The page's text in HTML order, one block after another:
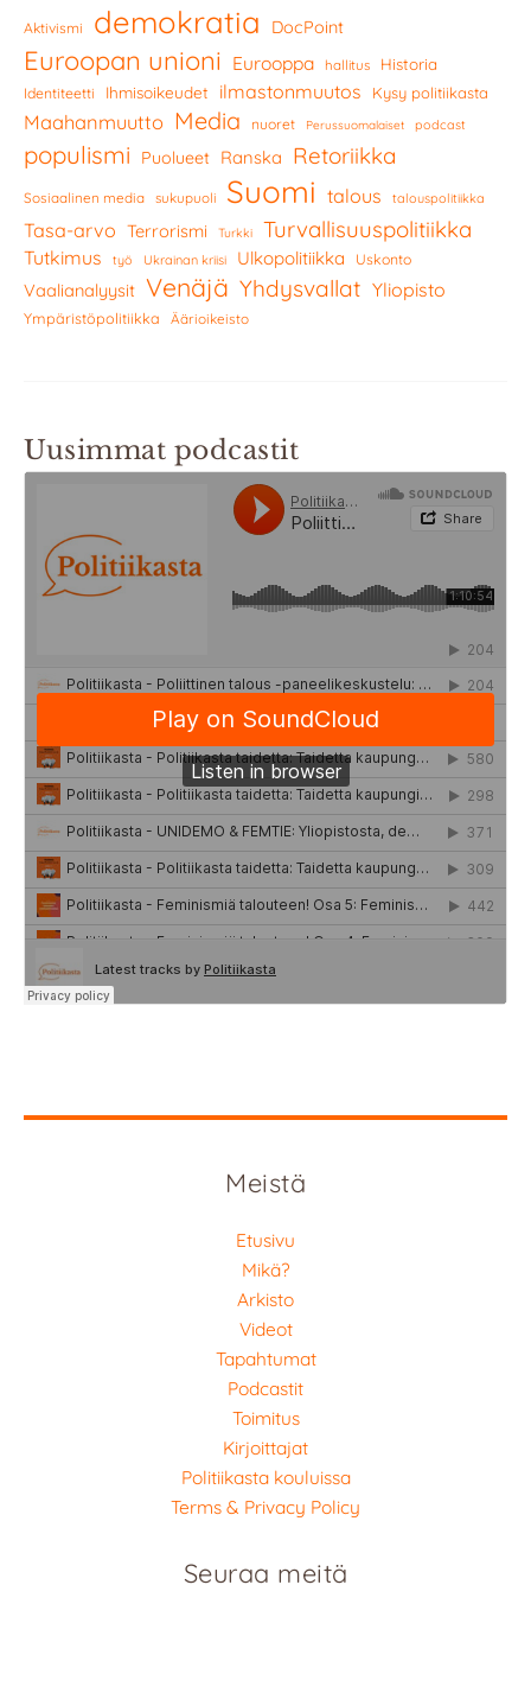
Aktivismi demokratia DocPoint
Euroopan unioni Eurooppa hallitus Historia
Identiteetti Ihmisoikeudet ilmastonmuutos Kysy politiikasta
Maahanmuutto Media nuoret Perussuomalaiset podcast
populismi Puolueet Ranska Retoriikka
Sosiaalinen media sukupuoli Suomi talous talouspolitiikka
Tasa-arvo Terrorismi Turkki Turvallisuuspolitiikka
Tutkimus työ Ukrainan kriisi Ulkopolitiikka Uskonto
Vaalianalyysit Venäjä Yhdysvallat Yliopisto
Ympäristöpolitiikka Äärioikeisto
Uusimmat podcastit
Meistä
Etusivu
Mikä?
Arkisto
Videot
Tapahtumat
Podcastit
Toimitus
Kirjoittajat
Politiikasta kouluissa
Terms & Privacy Policy
Seuraa meitä